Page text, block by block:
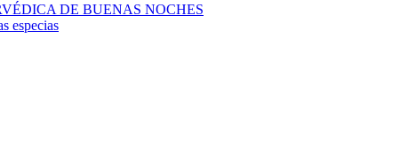
DE BUENAS NOCHES
especias